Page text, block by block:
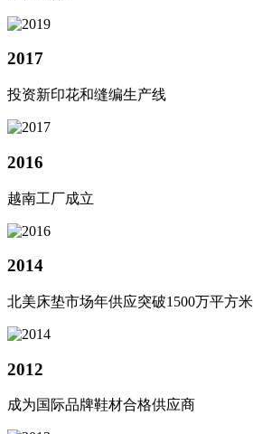
2017
投资新印花和缝编生产线
2016
越南工厂成立
2014
北美床垫市场年供应突破1500万平方米
2012
成为国际品牌鞋材合格供应商